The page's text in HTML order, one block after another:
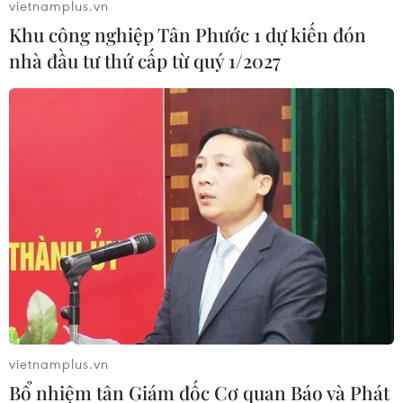
công ty vàng bạc đá quý
10/08/2026 02:06
Giá dầu tiếp tục leo thang khi rủi ro
gián đoạn nguồn cung gia tăng
Giá vàng đi ngang trong phiên giao
dịch đầu tuần
10/08/2026 02:02
Hàn Quốc và Đài Loan lần đầu tiên
vượt Nhật Bản về kim ngạch xuất
vietnamplus.vn
Khu công nghiệp Tân Phước 1 dự kiến đón
nhà đầu tư thứ cấp từ quý 1/2027
vietnamplus.vn
Bổ nhiệm tân Giám đốc Cơ quan Báo và Phát